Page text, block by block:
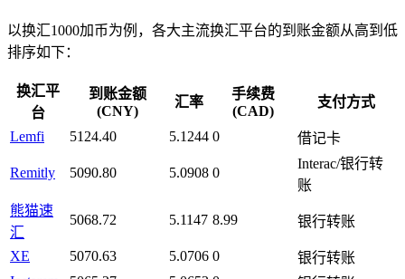
以换汇1000加币为例，各大主流换汇平台的到账金额从高到低
排序如下：
换汇平
台
到账金额
(CNY)
汇率
手续费
(CAD)
支付方式
Lemfi 5124.40 5.1244 0 借记卡
Remitly 5090.80 5.0908 0
Interac/银行转
账
熊猫速
汇
5068.72 5.1147 8.99 银行转账
XE 5070.63 5.0706 0
银行转账